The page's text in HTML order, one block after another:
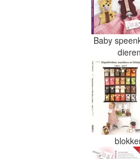
Baby
dieren